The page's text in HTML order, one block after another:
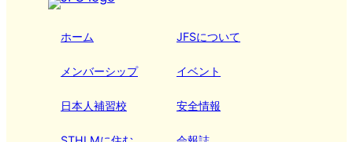
ホーム
メンバーシップ
日本人補習校
JFSについて
イベント
安全情報